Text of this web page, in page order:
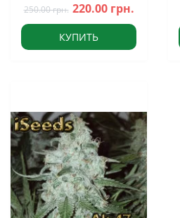
250.00 грн. 220.00 грн.
КУПИТЬ